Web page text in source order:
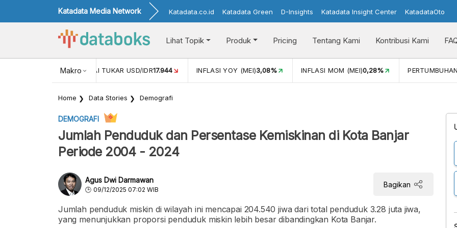
Katadata Media Network Katadata.co.id Katadata Green D-Insights Katadata Insight Center KatadataOto
Lihat Topik Produk Pricing Tentang Kami Kontribusi Kami
Makro
NILAI TUKAR USD/IDR17.944 INFLASI YOY (MEI)3,08% INFLASI MOM (MEI)0,28% PERTUMBUHAN
Home Data Stories Demografi
DEMOGRAFI
Jumlah Penduduk dan Persentase Kemiskinan di Kota Banjar
Periode 2004 - 2024
Agus Dwi Darmawan
09/12/2025 07:02 WIB
Bagikan
Jumlah penduduk miskin di wilayah ini mencapai 204.540 jiwa dari total penduduk 3.28 juta jiwa,
yang menunjukkan proporsi penduduk miskin lebih besar dibandingkan Kota Banjar.